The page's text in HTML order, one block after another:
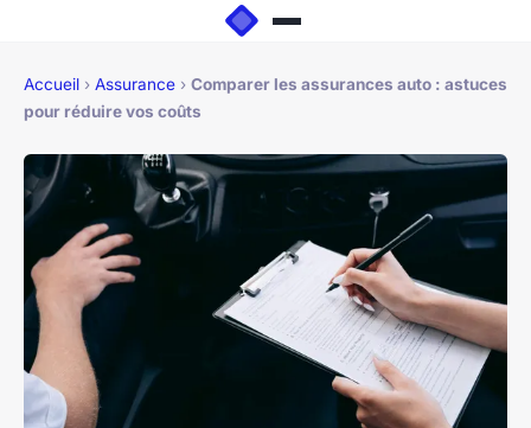
Accueil › Assurance › Comparer les assurances auto : astuces
pour réduire vos coûts